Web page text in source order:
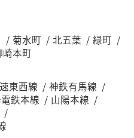
菊水町 北五葉
緑町
崎本町
東西線
神鉄有馬線
鉄本線
山陽本線